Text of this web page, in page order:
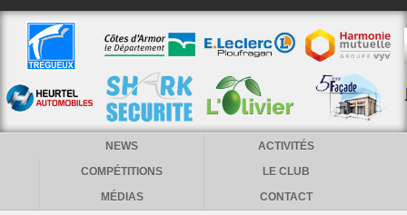
NEWS
ACTIVITÉS
COMPÉTITIONS
LE CLUB
MÉDIAS
CONTACT